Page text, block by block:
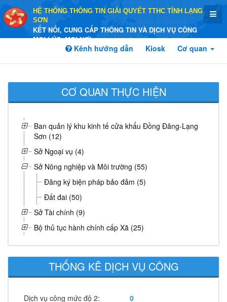
HỆ THỐNG THÔNG TIN GIẢI QUYẾT TTHC TỈNH LẠNG
SƠN
KẾT NỐI, CUNG CẤP THÔNG TIN VÀ DỊCH VỤ CÔNG
MỌI LÚC, MỌI NƠI
Kênh hướng dẫn Kiosk Cơ quan
CƠ QUAN THỰC HIỆN
Ban quản lý khu kinh tế cửa khẩu Đồng Đăng-Lạng
Sơn (12)
Sở Ngoại vụ (4)
Sở Nông nghiệp và Môi trường (55)
Đăng ký biện pháp bảo đảm (5)
Đất đai (50)
Sở Tài chính (9)
Bộ thủ tục hành chính cấp Xã (25)
THỐNG KÊ DỊCH VỤ CÔNG
Dịch vụ công mức độ 2:
0